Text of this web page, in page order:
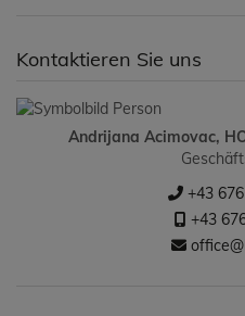
Kontaktieren Sie uns
Andrijana Acimovac,
+43
+43